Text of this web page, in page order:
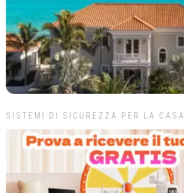
SISTEMI DI SICUREZZA PER LA CASA